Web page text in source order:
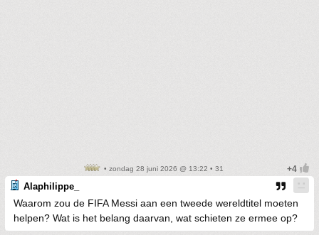
• zondag 28 juni 2026 @ 13:22 • 31
Alaphilippe_
Waarom zou de FIFA Messi aan een tweede wereldtitel moeten
helpen? Wat is het belang daarvan, wat schieten ze ermee op?